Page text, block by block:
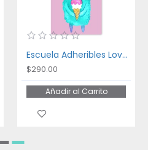
Escuela Adheribles Lovely Monster
$290.00
Añadir al Carrito